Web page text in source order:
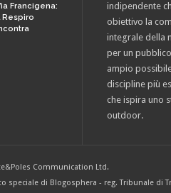
Francigena:
Respiro
indipendente
obiettivo la
integrale della
per un
ampio
discipline più
che ispira uno
outdoor.
Communication Ltd.
speciale di Blogosphera - reg. Tribunale di